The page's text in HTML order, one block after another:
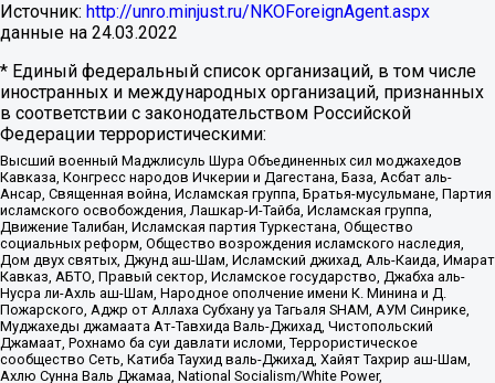
Источник: http://unro.minjust.ru/NKOForeignAgent.aspx
данные на 24.03.2022
* Единый федеральный список организаций, в том числе
иностранных и международных организаций, признанных
в соответствии с законодательством Российской
Федерации террористическими:
Высший военный Маджлисуль Шура Объединенных сил моджахедов
Кавказа, Конгресс народов Ичкерии и Дагестана, База, Асбат аль-
Ансар, Священная война, Исламская группа, Братья-мусульмане, Партия
исламского освобождения, Лашкар-И-Тайба, Исламская группа,
Движение Талибан, Исламская партия Туркестана, Общество
социальных реформ, Общество возрождения исламского наследия,
Дом двух святых, Джунд аш-Шам, Исламский джихад, Аль-Каида, Имарат
Кавказ, АБТО, Правый сектор, Исламское государство, Джабха аль-
Нусра ли-Ахль аш-Шам, Народное ополчение имени К. Минина и Д.
Пожарского, Аджр от Аллаха Субхану уа Тагьаля SHAM, АУМ Синрике,
Муджахеды джамаата Ат-Тавхида Валь-Джихад, Чистопольский
Джамаат, Рохнамо ба суи давлати исломи, Террористическое
сообщество Сеть, Катиба Таухид валь-Джихад, Хайят Тахрир аш-Шам,
Ахлю Сунна Валь Джамаа, National Socialism/White Power,